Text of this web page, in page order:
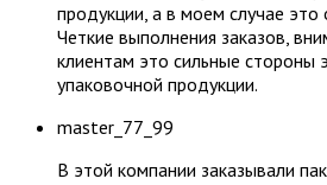
продукции, а в моем случае это
Четкие выполнения заказов,
клиентам это сильные стороны
упаковочной продукции.
master_77_99
В этой компании заказывали